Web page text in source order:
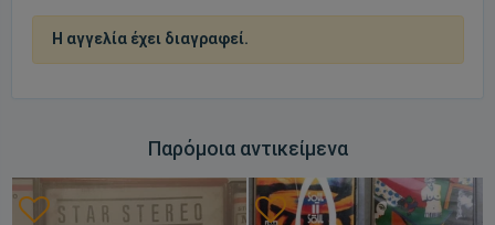
Η αγγελία έχει διαγραφεί.
Παρόμοια αντικείμενα